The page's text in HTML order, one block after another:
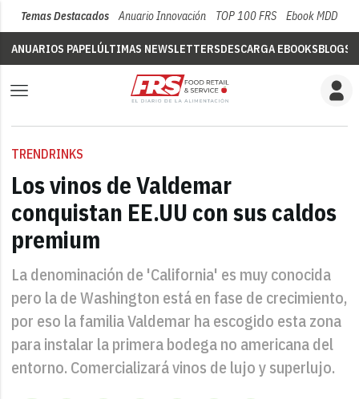
Temas Destacados Anuario Innovación TOP 100 FRS Ebook MDD
ANUARIOS PAPELÚLTIMAS NEWSLETTERSDESCARGA EBOOKSBLOGS
TRENDRINKS
Los vinos de Valdemar
conquistan EE.UU con sus caldos
premium
La denominación de 'California' es muy conocida
pero la de Washington está en fase de crecimiento,
por eso la familia Valdemar ha escogido esta zona
para instalar la primera bodega no americana del
entorno. Comercializará vinos de lujo y superlujo.